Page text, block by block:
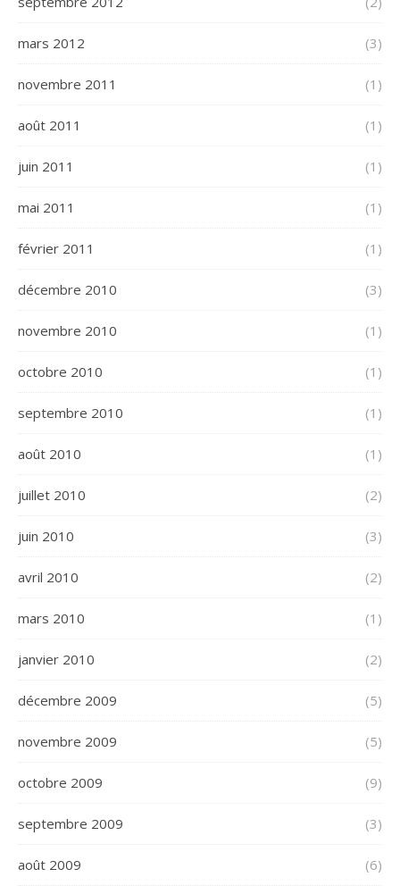
mars 2012 (3)
novembre 2011 (1)
août 2011 (1)
juin 2011 (1)
mai 2011 (1)
février 2011 (1)
décembre 2010 (3)
novembre 2010 (1)
octobre 2010 (1)
septembre 2010 (1)
août 2010 (1)
juillet 2010 (2)
juin 2010 (3)
avril 2010 (2)
mars 2010 (1)
janvier 2010 (2)
décembre 2009 (5)
novembre 2009 (5)
octobre 2009 (9)
septembre 2009 (3)
août 2009 (6)